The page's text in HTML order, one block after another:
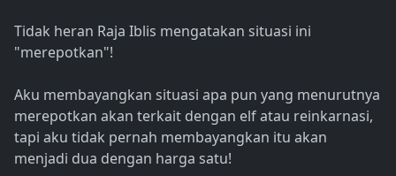
Tidak heran Raja Iblis mengatakan situasi ini
"merepotkan"!
Aku membayangkan situasi apa pun yang menurutnya
merepotkan akan terkait dengan elf atau reinkarnasi,
tapi aku tidak pernah membayangkan itu akan
menjadi dua dengan harga satu!